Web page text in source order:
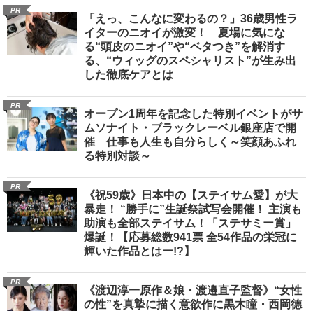
PR
「えっ、こんなに変わるの？」36歳男性ラ
イターのニオイが激変！ 夏場に気にな
る“頭皮のニオイ”や“ベタつき”を解消す
る、“ウィッグのスペシャリスト”が生み出
した徹底ケアとは
PR
オープン1周年を記念した特別イベントがサ
ムソナイト・ブラックレーベル銀座店で開
催 仕事も人生も自分らしく～笑顔あふれ
る特別対談～
PR
《祝59歳》日本中の【ステイサム愛】が大
暴走！ “勝手に”生誕祭試写会開催！ 主演も
助演も全部ステイサム！「ステサミー賞」
爆誕！【応募総数941票 全54作品の栄冠に
輝いた作品とはー!?】
PR
《渡辺淳一原作＆娘・渡邉直子監督》“女性
の性”を真摯に描く意欲作に黒木瞳・西岡德